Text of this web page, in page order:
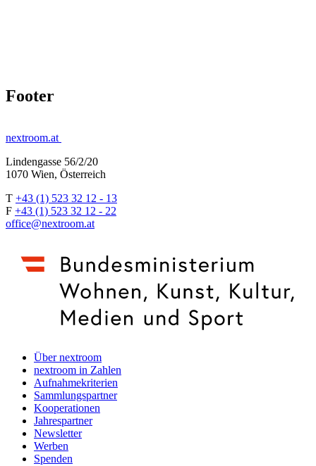
Footer
nextroom.at
Lindengasse 56/2/20
1070 Wien, Österreich
T +43 (1) 523 32 12 - 13
F +43 (1) 523 32 12 - 22
office@nextroom.at
Über nextroom
nextroom in Zahlen
Aufnahmekriterien
Sammlungspartner
Kooperationen
Jahrespartner
Newsletter
Werben
Spenden